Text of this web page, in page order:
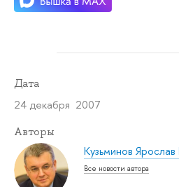
Дата
24 декабря 2007
Авторы
Кузьминов Ярослав
Все новости автора